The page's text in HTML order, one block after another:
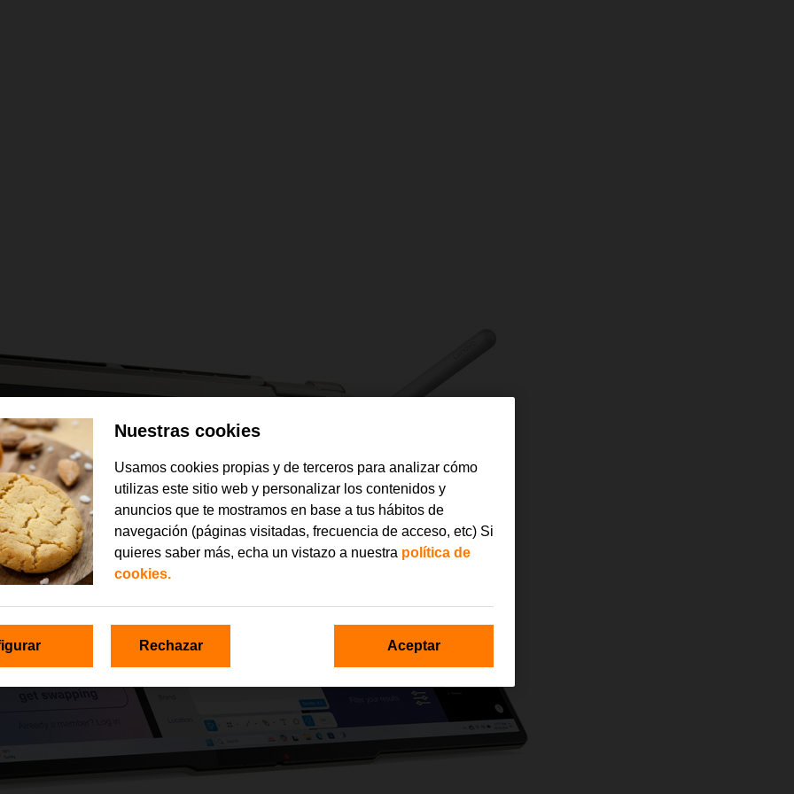
Nuestras cookies
Usamos cookies propias y de terceros para analizar cómo
utilizas este sitio web y personalizar los contenidos y
anuncios que te mostramos en base a tus hábitos de
navegación (páginas visitadas, frecuencia de acceso, etc) Si
quieres saber más, echa un vistazo a nuestra política de
cookies.
Rechazar Aceptar